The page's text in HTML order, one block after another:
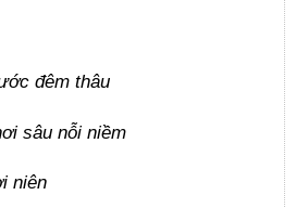
đêm thâu
sâu nỗi niềm
niên